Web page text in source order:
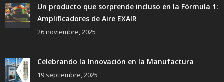
Un producto que sorprende incluso en la Fórmula 1:
Amplificadores de Aire EXAIR
26 noviembre, 2025
Celebrando la Innovación en la Manufactura
19 septiembre, 2025